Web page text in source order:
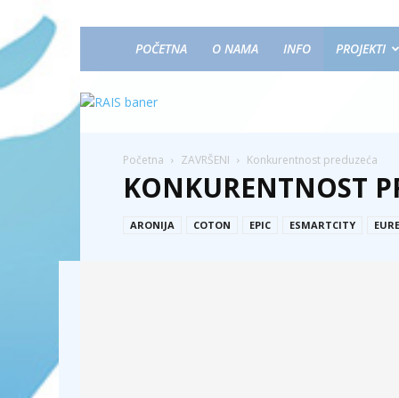
POČETNA O NAMA INFO PROJEKTI
Početna ZAVRŠENI Konkurentnost preduzeća
KONKURENTNOST
ARONIJA COTON EPIC ESMARTCITY